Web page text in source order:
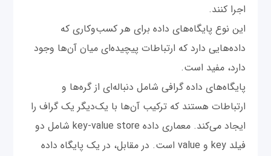
اجرا کنند.
این نوع پایگاه‌های داده برای هر کسب‌و‌کاری که
داده‌هایی دارد که ارتباطات پیچیده‌ای میان آن‌ها وجود
دارد، مفید است.
پایگاه‌های داده گرافی شامل دنباله‌ای از گره‌ها و
ارتباطات هستند که ترکیب آن‌ها با یک‌دیگر یک گراف را
ایجاد می‌کند. معماری داده key-value store شامل دو
فیلد key و value است. در مقابل، در یک پایگاه داده